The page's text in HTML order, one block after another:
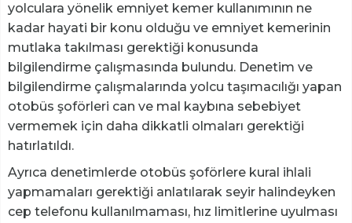
yolculara yönelik emniyet kemer kullanımının ne
kadar hayati bir konu olduğu ve emniyet kemerinin
mutlaka takılması gerektiği konusunda
bilgilendirme çalışmasında bulundu. Denetim ve
bilgilendirme çalışmalarında yolcu taşımacılığı yapan
otobüs şoförleri can ve mal kaybına sebebiyet
vermemek için daha dikkatli olmaları gerektiği
hatırlatıldı.
Ayrıca denetimlerde otobüs şoförlere kural ihlali
yapmamaları gerektiği anlatılarak seyir halindeyken
cep telefonu kullanılmaması, hız limitlerine uyulması